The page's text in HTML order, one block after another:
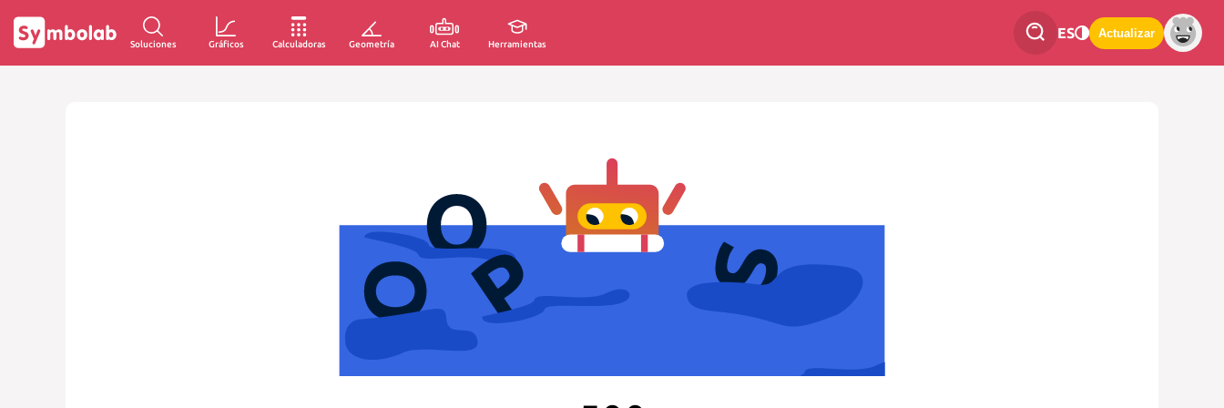
Soluciones Gráficos Calculadoras Geometría AI Chat Herramientas
ES Actualizar